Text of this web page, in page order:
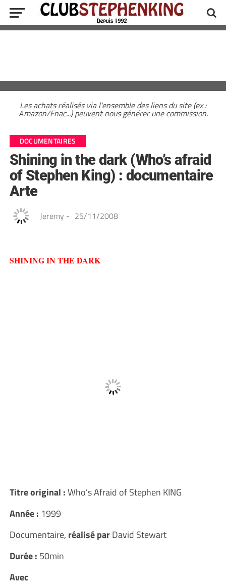
Les achats réalisés via l'ensemble des liens du site (ex :
Amazon/Fnac...) peuvent nous générer une commission.
DOCUMENTAIRES
Shining in the dark (Who’s afraid
of Stephen King) : documentaire
Arte
Jeremy - 25/11/2008
SHINING IN THE DARK
Titre original :Who’s Afraid of Stephen KING
Année : 1999
Documentaire, réalisé parDavid Stewart
Durée : 50min
Avec